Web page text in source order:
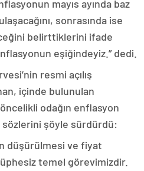
mayıs ayında baz
sonrasında ise
belirttiklerini ifade
eşiğindeyiz.” dedi.
resmi açılış
içinde bulunulan
odağın enflasyon
şöyle sürdürdü:
düşürülmesi ve fiyat
temel görevimizdir.